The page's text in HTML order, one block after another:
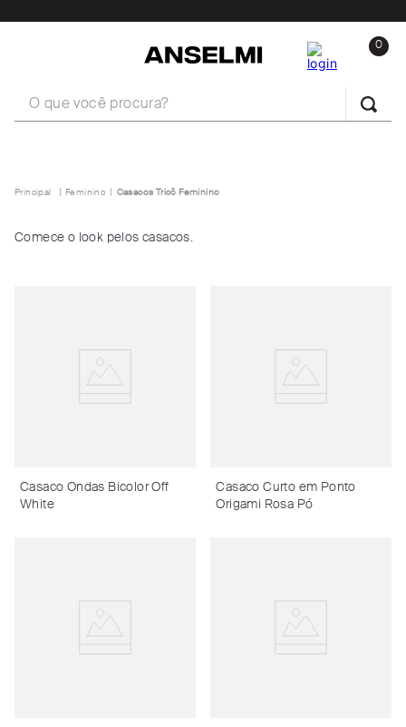
0
Feminino Casacos Tricô Feminino
Comece o look pelos casacos.
Casaco Ondas Bicolor Off
White
Casaco Curto em Ponto
Origami Rosa Pó